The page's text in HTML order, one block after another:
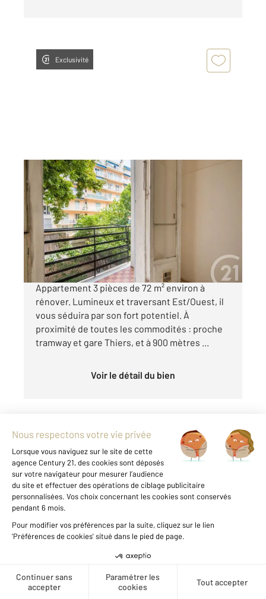
Créer une alerte
Exclusivité
NICE 06
72,42 m2, 3 pièces
Ref : 2241
Appartement F3 à vendre
362 000 €
NICE - QUARTIER DES MUSICIENS
Appartement 3 pièces de 72 m² environ à
rénover. Lumineux et traversant Est/Ouest, il
vous séduira par son fort potentiel. À
proximité de toutes les commodités : proche
tramway et gare Thiers, et à 900 mètres ...
Voir le détail du bien